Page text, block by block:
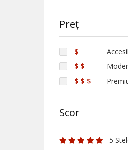
Preț
$
$ $
$ $ $
Scor
5